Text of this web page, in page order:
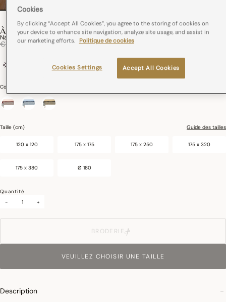
À LA FRANÇAISE
Nappe À La Française Coton
Réduction de
€ 89,00à
€ 53,40
France
Couleurs :
Taille (cm) Guide des tailles
120 x 120 175 x 175 175 x 250 175 x 320
175 x 380 Ø 180
Quantité
-
+
BRODERIE
VEUILLEZ CHOISIR UNE TAILLE
Description
Cookies
By clicking “Accept All Cookies”, you agree to the storing of cookies on
your device to enhance site navigation, analyze site usage, and assist in
our marketing efforts. Politique de cookies
Accept All Cookies
Cookies Settings